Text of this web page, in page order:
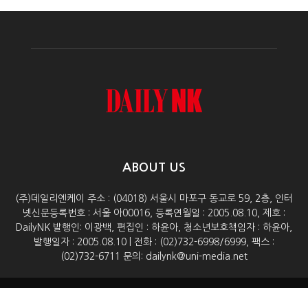
ABOUT US
(주)데일리엔케이 주소 : (04018) 서울시 마포구 동교로 59, 2층, 인터
넷신문등록번호 : 서울 아00016, 등록연월일 : 2005.08.10, 제호 :
DailyNK 발행인: 이광백, 편집인 : 하윤아, 청소년보호책임자 : 하윤아,
발행일자 : 2005.08.10 | 전화 : (02)732-6998/6999, 팩스 :
(02)732-6711 문의: dailynk@uni-media.net